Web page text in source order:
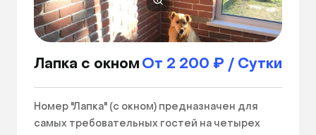
Лапка с окном От 2 200 ₽ / Сутки
Номер "Лапка" (с окном) предназначен для
самых требовательных гостей на четырех